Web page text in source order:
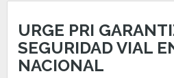
URGE PRI
SEGURIDAD VIAL
NACIONAL